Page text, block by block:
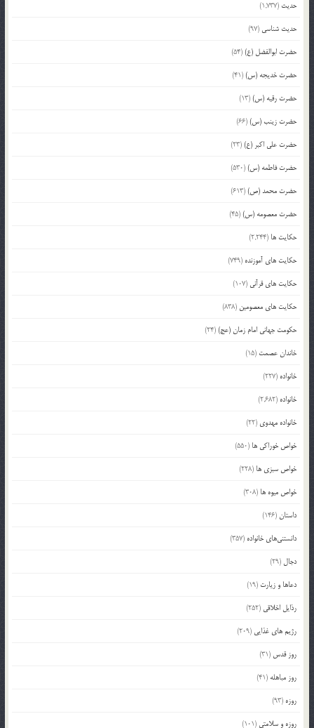
حدیث (1,737)
حدیث شناسی (97)
حضرت ابوالفضل (ع)(54)
حضرت خدیجه (س)(41)
حضرت رقیه (س)(13)
حضرت زینب (س)(66)
حضرت علی اکبر (ع)(23)
حضرت فاطمه (س)(530)
حضرت محمد (ص)(613)
حضرت معصومه (س)(45)
حکایت ها (2,244)
حکایت های آموزنده (749)
حکایت های قرآنی (107)
حکایت های معصومین (838)
حکومت جهانی امام زمان (عج)(24)
خاندان عصمت (15)
خانواده (227)
خانواده (2,682)
خانواده مهدوی (22)
خواص خوراکی ها (550)
خواص سبزی ها (228)
خواص میوه ها (308)
داستان(146)
دانستنی‌های خانواده (357)
دجال (29)
دعاها و زیارت (19)
رذایل اخلاقی (252)
رژیم های غذایی (209)
روز قدس (31)
روز مباهله (41)
روزه (93)
روزه و سلامتی (101)